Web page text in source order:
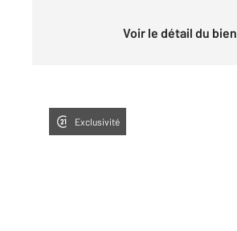
Voir le détail du bien
Exclusivité